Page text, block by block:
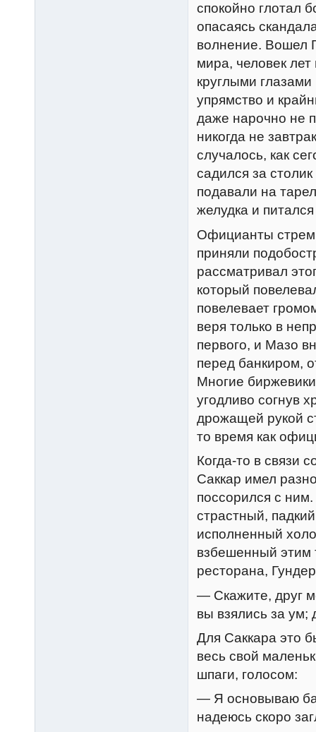
спокойно глотал
опасаясь
волнение. Вошел
мира, человек
круглыми
упрямство и
даже нарочно не
никогда не
случалось, как
садился за
подавали на
желудка и
Официанты
приняли
рассматривал
который
повелевает
веря только в
первого, и Мазо
перед банкиром,
Многие
угодливо согнув
дрожащей рукой
то время как
Когда-то в связи
Саккар имел
поссорился с
страстный,
исполненный
взбешенный
ресторана,
— Скажите, друг
вы взялись за ум;
Для Саккара это
весь свой
шпаги, голосом:
— Я основываю
надеюсь скоро